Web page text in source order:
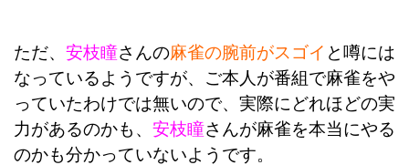
ただ、 安枝瞳さんの麻雀の腕前がスゴイ と噂には
なっているようですが、ご本人が番組で麻雀をや
っていたわけでは無いので、実際にどれほどの実
力があるのかも 、 安枝瞳さんが麻雀を本当にやる
のかも分かっていないようです。